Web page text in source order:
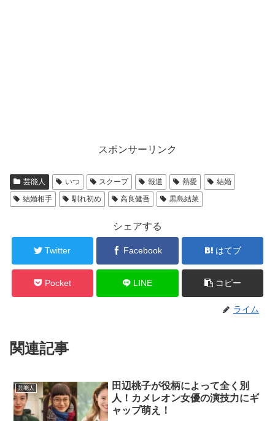
スポンサーリンク
芸能人 いつ スクープ 報道 熱愛
結婚
結婚相手
馴れ初め 高良健吾 黒島結菜
シェアする
Twitter Facebook はてブ
Pocket LINE コピー
ライム
関連記事
芸能人
田辺桃子が役柄によって全く別
人！カメレオン女優の演技力にギ
ャップ萌え！